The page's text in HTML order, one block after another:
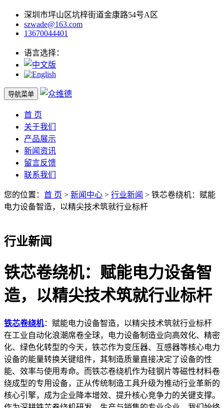
深圳市坪山区坑梓街道金康路54号A区
szwade@163.com
13670044401
语言选择：
导航菜单
首 页
关于我们
产品展示
新闻资讯
留言反馈
联系我们
您的位置： 首 页 > 新闻中心 > 行业新闻 > 铁芯卷绕机：赋能
电力设备智造，以精尖技术筑就行业标杆
行业新闻
铁芯卷绕机：赋能电力设备智
造，以精尖技术筑就行业标杆
铁芯卷绕机：赋能电力设备智造，以精尖技术筑就行业标杆
在工业自动化浪潮席卷全球，电力设备制造业向高效化、精密
化、绿色化转型的今天，铁芯作为变压器、互感器等核心电力
设备的能量转换关键组件，其制造质量直接决定了设备的性
能、效率与使用寿命。而铁芯卷绕机作为硅钢片等磁性材料卷
绕成型的专用设备，正从传统制造工具升级为推动行业革新的
核心引擎，成为企业降本增效、提升核心竞争力的关键支撑。